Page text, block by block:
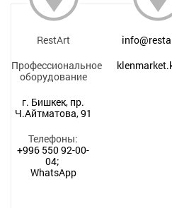
RestArt
Профессиональное
оборудование
г. Бишкек, пр.
Ч.Айтматова, 91
Телефоны:
+996 550 92-00-
04;
WhatsApp